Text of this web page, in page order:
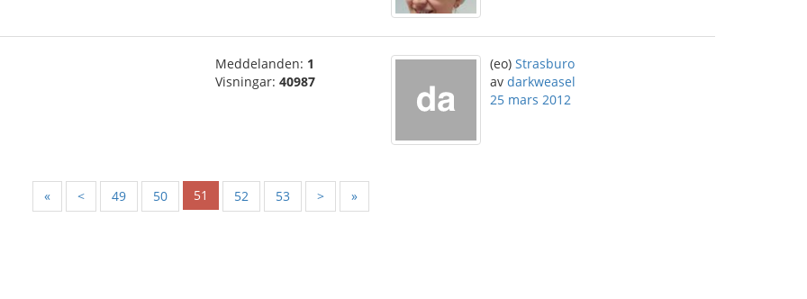
Meddelanden: 1
Visningar: 40987
(eo) Strasburo
av darkweasel
25 mars 2012
« < 49 50 51 52 53 > »